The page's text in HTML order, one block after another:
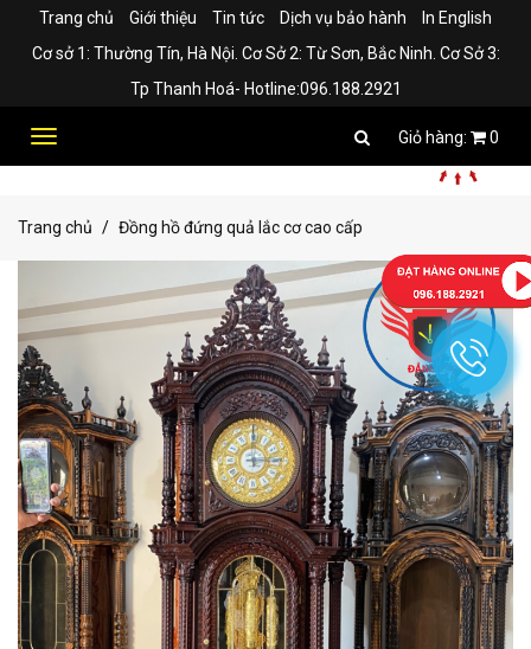
Trang chủ Giới thiệu Tin tức Dịch vụ bảo hành
In English
Cơ sở 1: Thường Tín, Hà Nội. Cơ Sở 2: Từ Sơn, Bắc Ninh. Cơ Sở 3:
Tp Thanh Hoá- Hotline:096.188.2921
Toggle
0
Trang chủ Đồng hồ đứng quả lắc cơ cao cấp